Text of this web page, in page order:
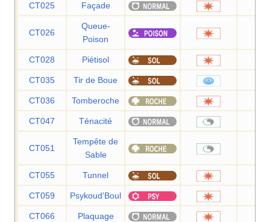
CT025 Façade
CT026
Queue-
Poison
CT028 Piétisol
CT035 Tir de Boue
CT036 Tomberoche
CT047 Ténacité
CT051
Tempête de
Sable
CT055 Tunnel
CT059 Psykoud'Boul
CT066 Plaquage